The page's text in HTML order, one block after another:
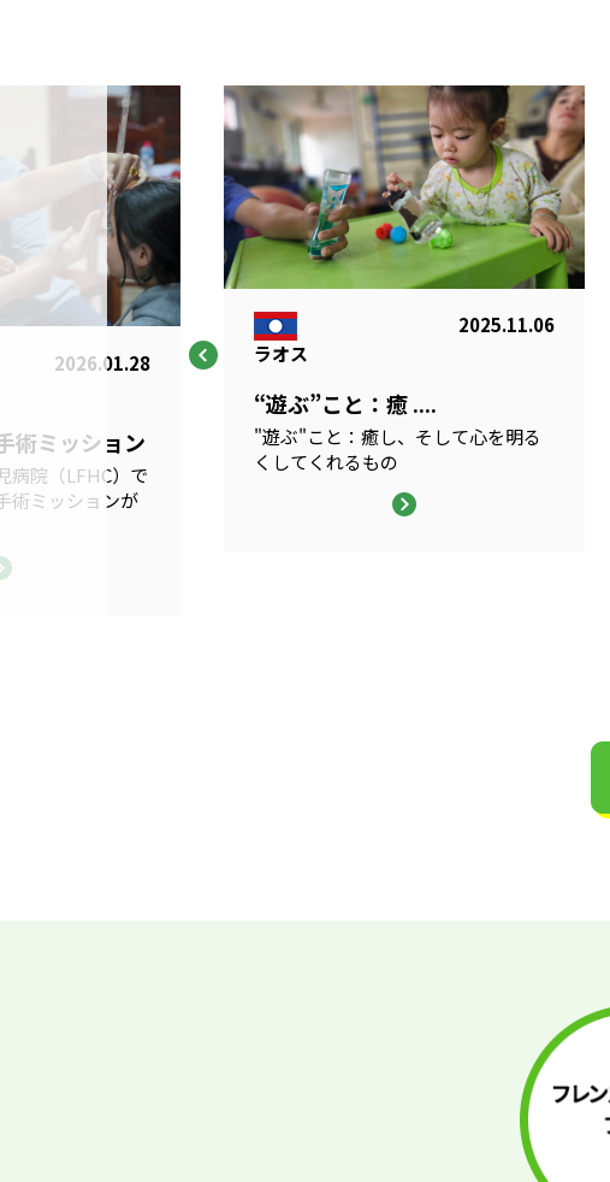
2026.01.28
術ミッション
病院（LFHC）で
術ミッションが
ラオス
2025.11.06
“遊ぶ”こと：癒 ....
"遊ぶ"こと：癒し、そして心を明る
くしてくれるもの